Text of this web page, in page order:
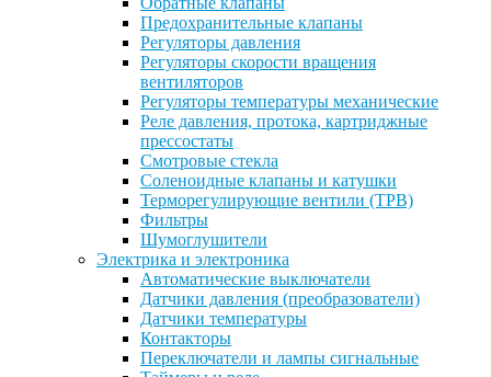
Предохранительные клапаны
Регуляторы давления
Регуляторы скорости вращения
вентиляторов
Регуляторы температуры механические
Реле давления, протока, картриджные
прессостаты
Смотровые стекла
Соленоидные клапаны и катушки
Терморегулирующие вентили (ТРВ)
Фильтры
Шумоглушители
Электрика и электроника
Автоматические выключатели
Датчики давления (преобразователи)
Датчики температуры
Контакторы
Переключатели и лампы сигнальные